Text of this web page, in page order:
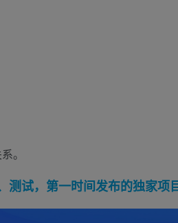
。
测试，第一时间发布的独家项